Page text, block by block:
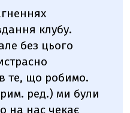
клубу.
без цього
те, що робимо.
ред.) ми були
на нас чекає